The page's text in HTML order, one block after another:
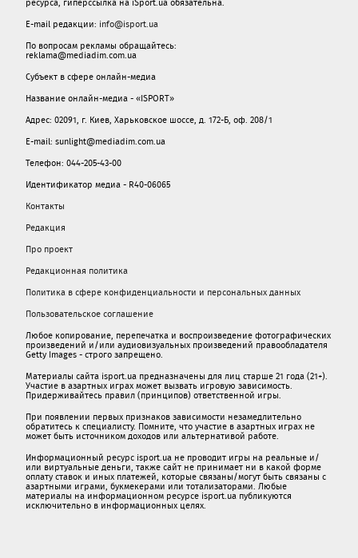
E-mail редакции: info@isport.ua
По вопросам рекламы обращайтесь:
reklama@mediadim.com.ua
Субъект в сфере онлайн-медиа
Название онлайн-медиа - «ISPORT»
Адрес: 02091, г. Киев, Харьковское шоссе, д. 172-Б, оф. 208/1
E-mail: sunlight@mediadim.com.ua
Телефон: 044-205-43-00
Идентификатор медиа - R40-06065
Контакты
Редакция
Про проект
Редакционная политика
Политика в сфере конфиденциальности и персональных данных
Пользовательское соглашение
Любое копирование, перепечатка и воспроизведение фотографических
произведений и/или аудиовизуальных произведений правообладателя
Getty Images - строго запрещено.
Материалы сайта isport.ua предназначены для лиц старше 21 года (21+).
Участие в азартных играх может вызвать игровую зависимость.
Придерживайтесь правил (принципов) ответственной игры.
При появлении первых признаков зависимости незамедлительно
обратитесь к специалисту. Помните, что участие в азартных играх не
может быть источником доходов или альтернативой работе.
Информационный ресурс isport.ua не проводит игры на реальные и/
или виртуальные деньги, также сайт не принимает ни в какой форме
oплaту ставок и иных платежей, которые связаны/могут быть связаны c
азартными игрaми, букмекерами или тотализаторами. Любые
материалы на информационном ресурсе isport.ua публикуютcя
исключительно в информационных целях.